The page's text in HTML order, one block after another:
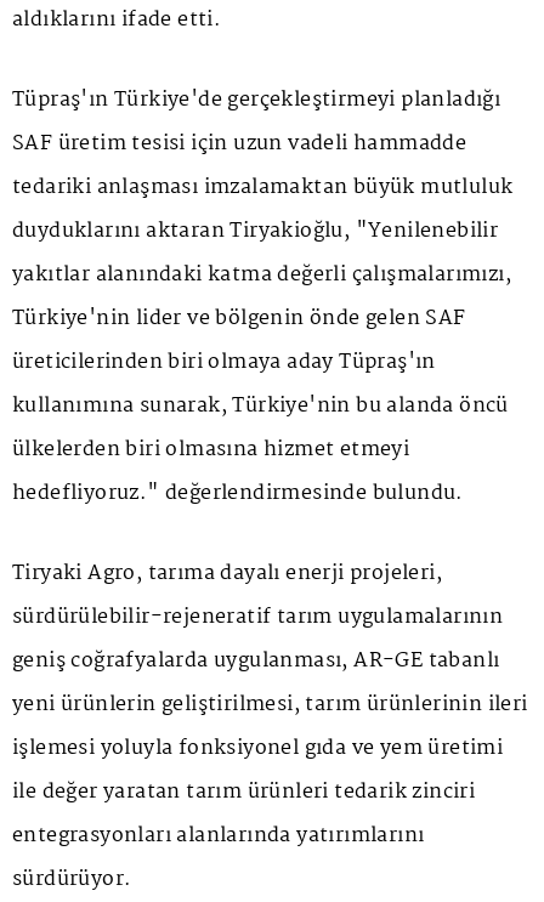
aldıklarını ifade etti.
Tüpraş'ın Türkiye'de gerçekleştirmeyi planladığı
SAF üretim tesisi için uzun vadeli hammadde
tedariki anlaşması imzalamaktan büyük mutluluk
duyduklarını aktaran Tiryakioğlu, "Yenilenebilir
yakıtlar alanındaki katma değerli çalışmalarımızı,
Türkiye'nin lider ve bölgenin önde gelen SAF
üreticilerinden biri olmaya aday Tüpraş'ın
kullanımına sunarak, Türkiye'nin bu alanda öncü
ülkelerden biri olmasına hizmet etmeyi
hedefliyoruz." değerlendirmesinde bulundu.
Tiryaki Agro, tarıma dayalı enerji projeleri,
sürdürülebilir-rejeneratif tarım uygulamalarının
geniş coğrafyalarda uygulanması, AR-GE tabanlı
yeni ürünlerin geliştirilmesi, tarım ürünlerinin ileri
işlemesi yoluyla fonksiyonel gıda ve yem üretimi
ile değer yaratan tarım ürünleri tedarik zinciri
entegrasyonları alanlarında yatırımlarını
sürdürüyor.